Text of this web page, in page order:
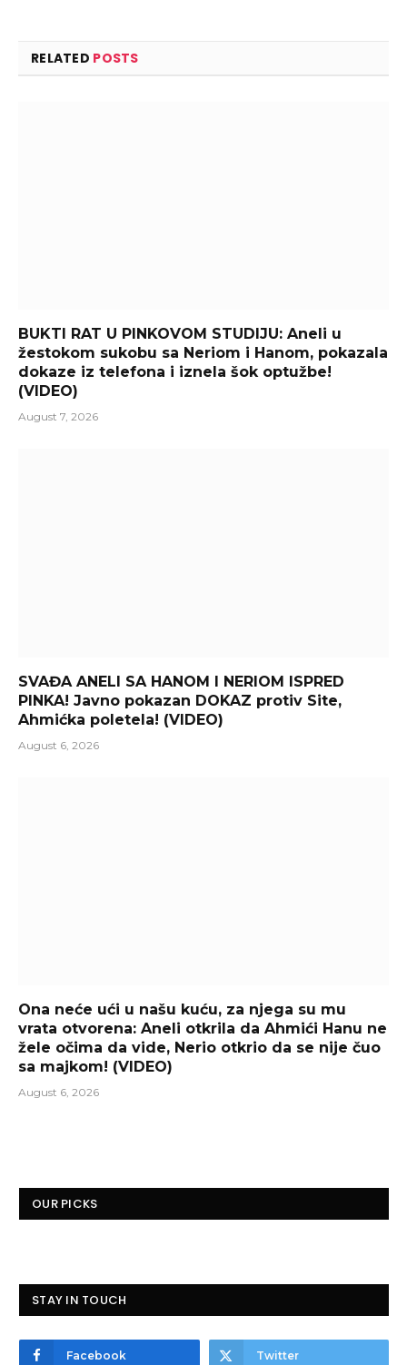
RELATED POSTS
BUKTI RAT U PINKOVOM STUDIJU: Aneli u
žestokom sukobu sa Neriom i Hanom, pokazala
dokaze iz telefona i iznela šok optužbe!
(VIDEO)
August 7, 2026
SVAĐA ANELI SA HANOM I NERIOM ISPRED
PINKA! Javno pokazan DOKAZ protiv Site,
Ahmićka poletela! (VIDEO)
August 6, 2026
Ona neće ući u našu kuću, za njega su mu
vrata otvorena: Aneli otkrila da Ahmići Hanu ne
žele očima da vide, Nerio otkrio da se nije čuo
sa majkom! (VIDEO)
August 6, 2026
OUR PICKS
STAY IN TOUCH
Facebook Twitter